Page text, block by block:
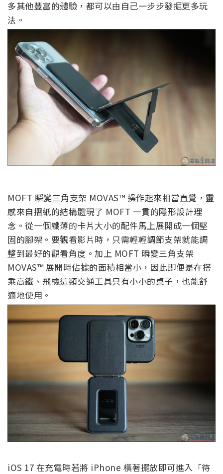
多其他豐富的體驗，都可以由自己一步步發掘更多玩
法。
MOFT 瞬變三角支架 MOVAS™ 操作起來相當直覺，靈
感來自摺紙的結構體現了 MOFT 一貫的隱形設計理
念。從一個纖薄的卡片大小的配件馬上展開成一個堅
固的腳架。要觀看影片時，只需輕輕調節支架就能調
整到最好的觀看角度。加上 MOFT 瞬變三角支架
MOVAS™ 展開時佔據的面積相當小，因此即便是在搭
乘高鐵、飛機這類交通工具只有小小的桌子，也能舒
適地使用。
iOS 17 在充電時若將 iPhone 橫著擺放即可進入「待